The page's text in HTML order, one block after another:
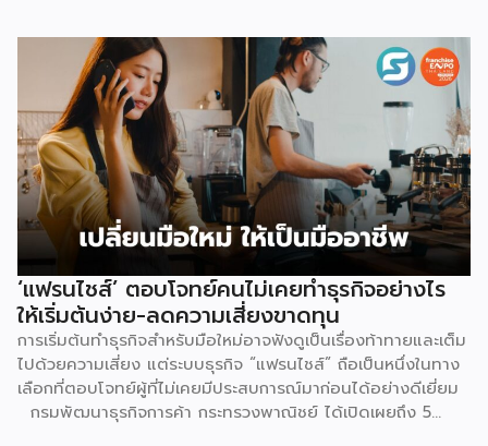
เช่น ร้านที่เป็นแบรนด์ขนาดใหญ่ จะมีเรตสูงสุด 19.26% ในหมวด
แฟชั่น และ FMCG, ร้าน Non-Mall ทั่วไป สูงสุด 17.12% เป็นต้น
โดยตัวเลขเหล่านี้รวม VAT 7% แล้ว และยังไม่นับค่าธรรมเนียม
อื่นที่เก็บซ้อนอยู่ เช่น ค่าธรรมเนียมการชำระเงิน (เริ่มต้น 3.21%)
และค่าธรรมเนียมโครงสร้างพื้นฐาน 1.07 บาทต่อออร์เดอร์
(สำหรับร้านที่มียอดขายเกิน 100 ออร์เดอร์ต่อเดือน) ลอง
คำนวณดู หากเป็นร้าน Non-Mall ขายเสื้อยืดตัวละ 100 บาท ค่า
ส่ง 25 บาท เมื่อหักค่าธรรมเนียมการขาย […]
‘แฟรนไชส์’ ตอบโจทย์คนไม่เคยทำธุรกิจอย่างไร
ให้เริ่มต้นง่าย-ลดความเสี่ยงขาดทุน
การเริ่มต้นทำธุรกิจสำหรับมือใหม่อาจฟังดูเป็นเรื่องท้าทายและเต็ม
ไปด้วยความเสี่ยง แต่ระบบธุรกิจ “แฟรนไชส์” ถือเป็นหนึ่งในทาง
เลือกที่ตอบโจทย์ผู้ที่ไม่เคยมีประสบการณ์มาก่อนได้อย่างดีเยี่ยม
กรมพัฒนาธุรกิจการค้า กระทรวงพาณิชย์ ได้เปิดเผยถึง 5